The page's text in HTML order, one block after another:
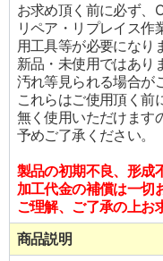
お求め頂く前に必ず、
リペア・リプレイス作
用工具等が必要になり
新品・未使用ではあり
汚れ等見られる場合が
これらはご使用頂く前
無く使用いただけます
予めご了承ください。
製品の初期不良、形成
加工代金の補償は一切
ご理解、ご了承の上お
商品説明